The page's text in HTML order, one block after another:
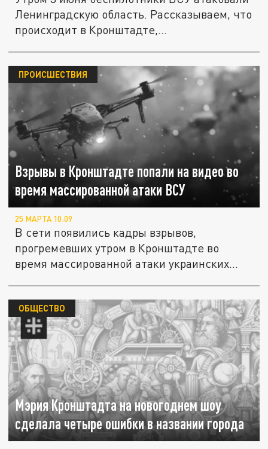
Ленинградскую область. Рассказываем, что
происходит в Кронштадте,...
Взрывы в Кронштадте попали на видео во
время массированной атаки ВСУ
ПРОИСШЕСТВИЯ
25 МАРТА 10:09
В сети появились кадры взрывов,
прогремевших утром в Кронштадте во
время массированной атаки украинских...
Мэрия Кронштадта на новогоднем шоу
сделала четыре ошибки в названии города
ОБЩЕСТВО